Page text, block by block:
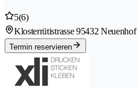
5(6)
Klosterrütistrasse 95432 Neuenhof
Termin reservieren